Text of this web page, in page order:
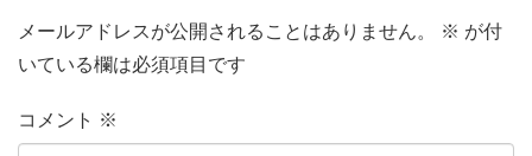
メールアドレスが公開されることはありません。 ※ が付
いている欄は必須項目です
コメント ※